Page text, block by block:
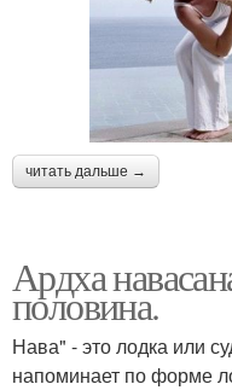
читать дальше →
Ардха
половина.
Нава" - это лодка или
напоминает по форме